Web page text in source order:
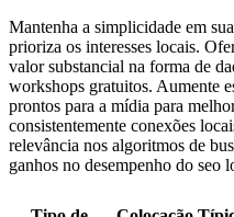
Mantenha a simplicidade em
prioriza os interesses locais.
valor substancial na forma de
workshops gratuitos. Aumente
prontos para a mídia para
consistentemente conexões
relevância nos algoritmos de
ganhos no desempenho do seo